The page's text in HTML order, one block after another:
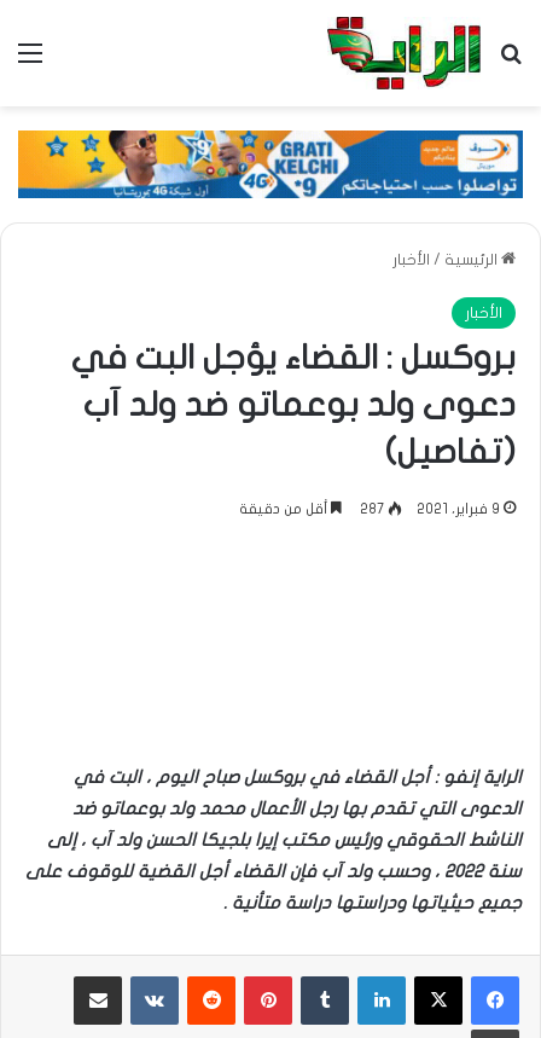
بحث عن
الرئيسية / الأخبار
الأخبار
بروكسل : القضاء يؤجل البت في
دعوى ولد بوعماتو ضد ولد آب
(تفاصيل)
9 فبراير، 2021 287 أقل من دقيقة
الراية إنفو : أجل القضاء في بروكسل صباح اليوم ، البت في
الدعوى التي تقدم بها رجل الأعمال محمد ولد بوعماتو ضد
الناشط الحقوقي ورئيس مكتب إيرا بلجيكا الحسن ولد آب ، إلى
سنة 2022 ، وحسب ولد آب فإن القضاء أجل القضية للوقوف على
جميع حيثياتها ودراستها دراسة متأنية .
لينكدإن بينتيريست مشاركة عبر البريد
طباعة